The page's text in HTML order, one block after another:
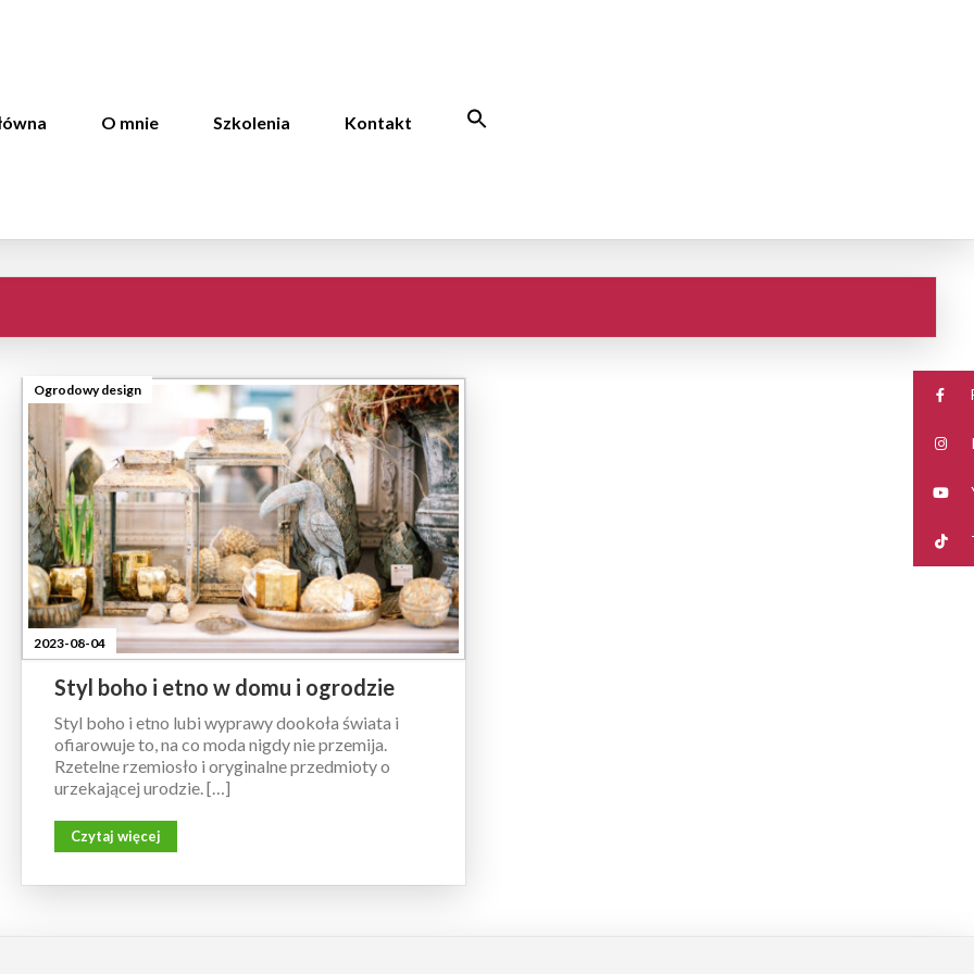
O mnie Szkolenia Kontakt
Ogrodowy design
2023-08-04
Styl boho i etno w domu i ogrodzie
Styl boho i etno lubi wyprawy dookoła świata i
ofiarowuje to, na co moda nigdy nie przemija.
Rzetelne rzemiosło i oryginalne przedmioty o
urzekającej urodzie. […]
Czytaj więcej